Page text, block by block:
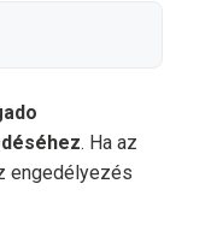
. Ha az
engedélyezés